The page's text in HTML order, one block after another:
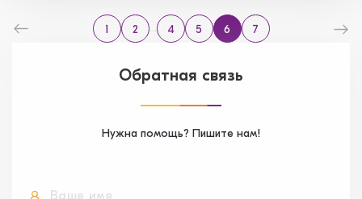
1 2 ... 4 5 6 7
Обратная связь
Нужна помощь? Пишите нам!